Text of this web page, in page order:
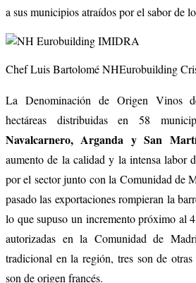
a sus municipios atraídos por el sabor de
Chef Luis Bartolomé NHEurobuilding
La Denominación de Origen Vinos
hectáreas distribuidas en 58
Navalcarnero, Arganda y San
aumento de la calidad y la intensa labor
por el sector junto con la Comunidad de
pasado las exportaciones rompieran la
lo que supuso un incremento próximo al
autorizadas en la Comunidad de
tradicional en la región, tres son de otras
son de origen francés.